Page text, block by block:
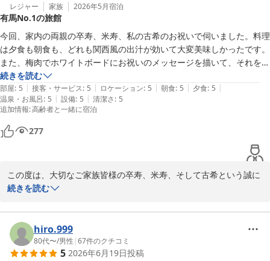
みいただき、2つのお宿を存分にご満喫いただけたご様子に私ども
も大変嬉しく存じます。
お食事の味やボリューム、館内の清潔感、そしてスタッフの笑顔や
応対に至るまで「至れり尽くせり」とのお言葉をいただき、お客様
の楽しい旅の思い出の一助となれましたことは、私どもにとって何
よりの励みでございます。
また、和室のマットレスの寝心地をお気に召していただき光栄でご
ざいます。 しかしながら、こちらは当館オリジナルのウレタンマッ
トレスで一般には市販されていない商品でございますので、何卒ご
了承ください。
「リピ確定」というこれ以上ない温かいお言葉を励みに、次回お越
しいただいた際にも、今回以上の感動と心地よい時間をお届けでき
季節を変えての皆様のまたのご来館を、心よりお待ち申し上げてお
ります。
有馬温泉 中の坊 瑞苑
2026-06-03
レジャー 家族 2026年5月宿泊
有馬No.1の旅館
今回、家内の両親の卒寿、米寿、私の古希のお祝いで伺いました。料理
は夕食も朝食も、どれも関西風の出汁が効いて大変美味しかったです。
また、梅肉でホワイトボードにお祝いのメッセージを描いて、それを烏
賊の刺身で頂くパフォーマンスも素晴らしく、感動しました。お風呂も
平日でもあり、金泉、銀泉、ジャグジーもゆったりと入浴できてよかっ
たです。また、館内外の清掃も行き届き、お風呂、お部屋も清潔でし
た。それにスタッフの方々が愛想がよく親切で、「おもてなし」のここ
ろで接してくれました。よい記念日となりありがとうございました。
続きを読む
部屋: 5 | 接客・サービス: 5 | ロケーション: 5 | 朝食: 5 | 夕食: 5 |
温泉・お風呂: 5 | 設備: 5 | 清潔さ: 5
追加情報:高齢者と一緒に宿泊
277
この度は、大切なご家族皆様の卒寿、米寿、そして古希という誠に
おめでたい記念のご旅行に、当館をお選びいただきまして誠にあり
皆さまの大切な節目のお祝いの席に携わらせていただき、スタッフ
一同、大変光栄に存じます。 お食事やお刺身の演出につきまして
も、ご満足いただけたご様子を伺い、何よりの喜びでございます。
料理長をはじめ、調理スタッフにとっても大きな励みとなります。
続きを読む
hiro.999
80代〜/男性 |67件のクチコミ
5 2026年6月19日投稿